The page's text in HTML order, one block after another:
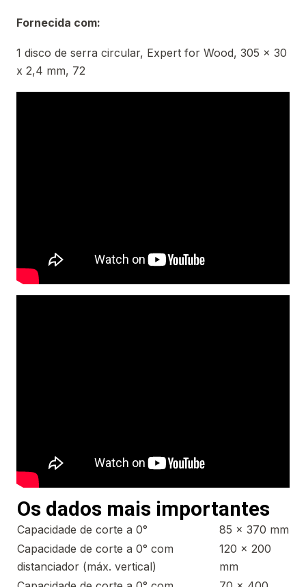
Fornecida com:
1 disco de serra circular, Expert for Wood, 305 x 30
x 2,4 mm, 72
Os dados mais importantes
Capacidade de corte a 0°
85 x 370 mm
Capacidade de corte a 0° com
distanciador (máx. vertical)
120 x 200
mm